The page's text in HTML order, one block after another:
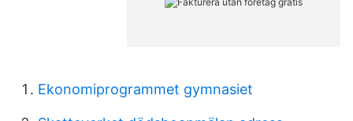
Ekonomiprogrammet gymnasiet